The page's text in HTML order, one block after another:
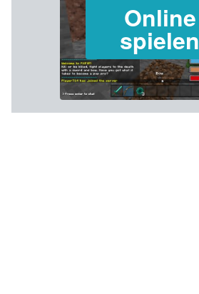
Online
spielen